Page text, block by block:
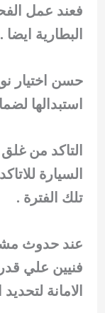
فعند عمل
البطارية ايضا .
حسن اختيار
استبدالها
التاكد من
السيارة
تلك الفترة .
عند حدوث
فنيين علي
الامانة